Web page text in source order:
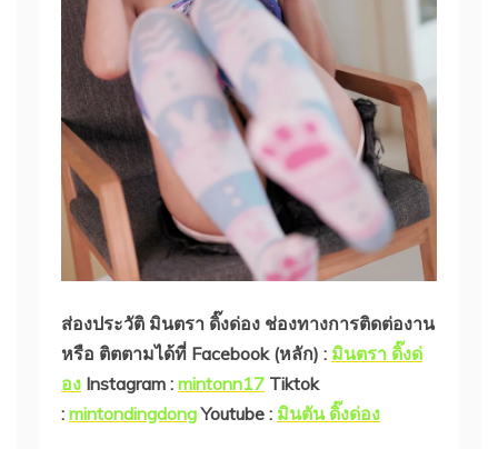
ส่องประวัติ มินตรา ดิ๊งด่อง ช่องทางการติดต่องาน
หรือ ติตตามได้ที่ Facebook (หลัก) : มินตรา ดิ๊งด่
อง Instagram : mintonn17 Tiktok
: mintondingdongYoutube : มินตัน ดิ๊งด่อง